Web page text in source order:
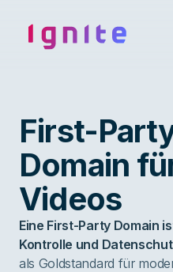
Ignite • Video
First-
Domain
Videos
Eine First-Party Domain
Kontrolle und
als Goldstandard für